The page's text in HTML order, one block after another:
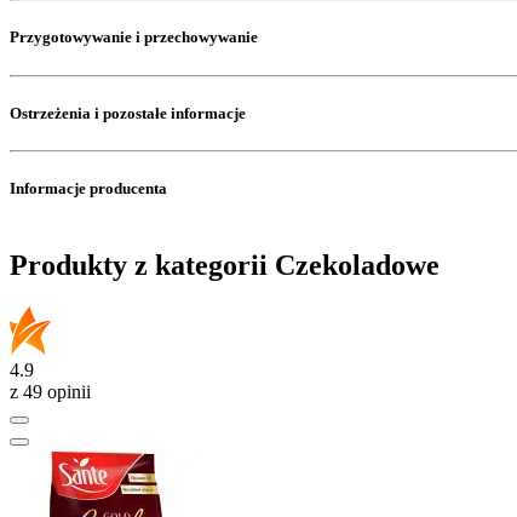
Przygotowywanie i przechowywanie
Ostrzeżenia i pozostałe informacje
Informacje producenta
Produkty z kategorii Czekoladowe
4.9
z 49 opinii